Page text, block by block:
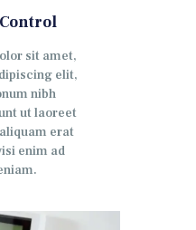
sit amet,
elit,
nibh
ut laoreet
erat
enim ad